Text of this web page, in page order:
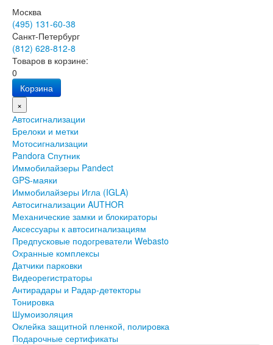
Москва
(495) 131-60-38
Cанкт-Петербург
(812) 628-812-8
Товаров в корзине:
0
Корзина
×
Автосигнализации
Брелоки и метки
Мотосигнализации
Pandora Спутник
Иммобилайзеры Pandect
GPS-маяки
Иммобилайзеры Игла (IGLA)
Автосигнализации AUTHOR
Механические замки и блокираторы
Аксессуары к автосигнализациям
Предпусковые подогреватели Webasto
Охранные комплексы
Датчики парковки
Видеорегистраторы
Антирадары и Радар-детекторы
Тонировка
Шумоизоляция
Оклейка защитной пленкой, полировка
Подарочные сертификаты